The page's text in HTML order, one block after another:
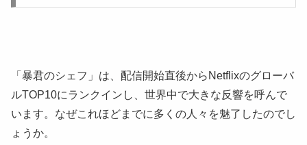
「暴君のシェフ」は、配信開始直後からNetflixのグローバ
ルTOP10にランクインし、世界中で大きな反響を呼んで
います。なぜこれほどまでに多くの人々を魅了したのでし
ょうか。